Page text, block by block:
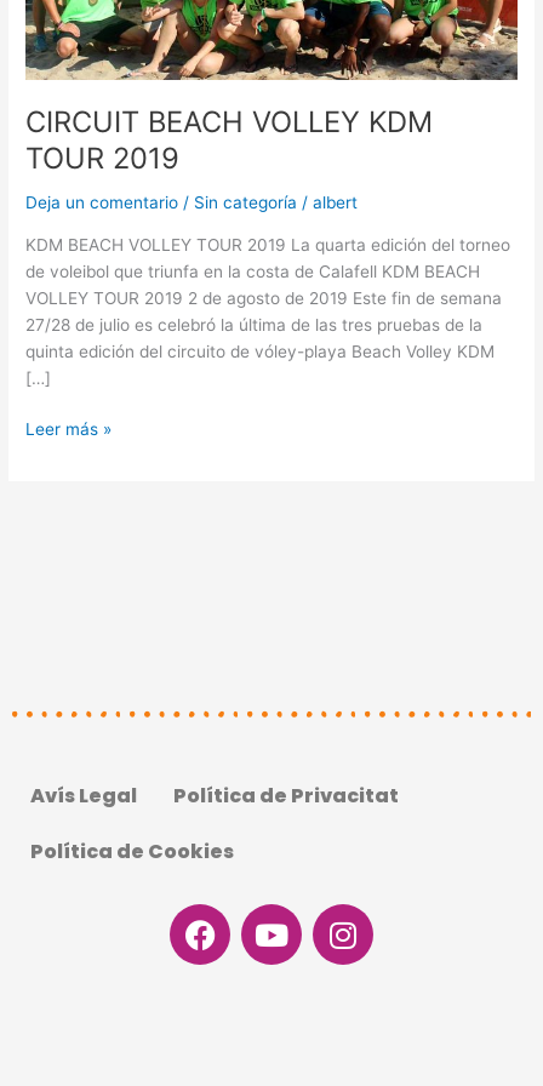
CIRCUIT BEACH VOLLEY KDM
TOUR 2019
Deja un comentario / Sin categoría /albert
KDM BEACH VOLLEY TOUR 2019 La quarta edición del torneo
de voleibol que triunfa en la costa de Calafell KDM BEACH
VOLLEY TOUR 2019 2 de agosto de 2019 Este fin de semana
27/28 de julio es celebró la última de las tres pruebas de la
quinta edición del circuito de vóley-playa Beach Volley KDM
[…]
Leer más »
Avís Legal
Política de Privacitat
Política de Cookies
Facebook
YoutubeInstagram